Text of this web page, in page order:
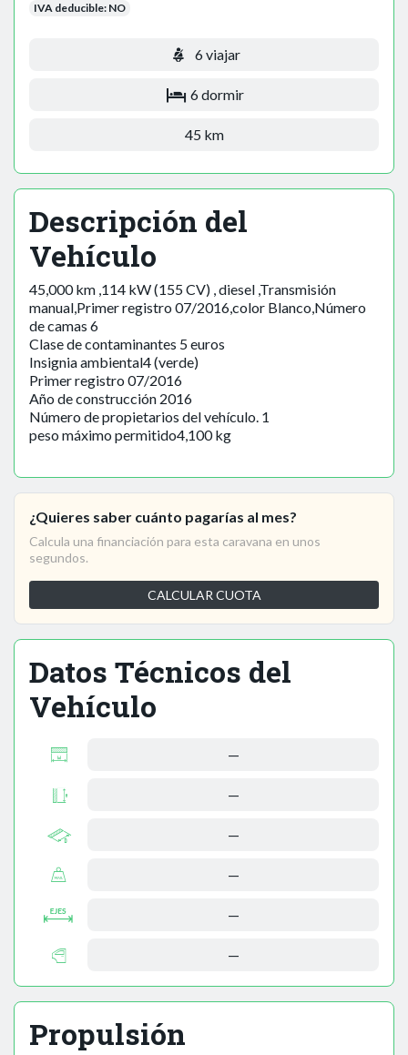
IVA deducible: NO
6 viajar
6 dormir
45 km
Descripción del
Vehículo
45,000 km ,114 kW (155 CV) , diesel ,Transmisión
manual,Primer registro 07/2016,color Blanco,Número
de camas 6
Clase de contaminantes 5 euros
Insignia ambiental4 (verde)
Primer registro 07/2016
Año de construcción 2016
Número de propietarios del vehículo. 1
peso máximo permitido4,100 kg
¿Quieres saber cuánto pagarías al mes?
Calcula una financiación para esta caravana en unos
segundos.
CALCULAR CUOTA
Datos Técnicos del
Vehículo
—
—
—
—
—
—
Propulsión